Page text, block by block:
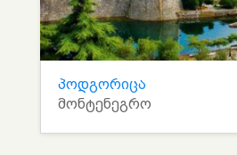
პოდგორიცა
მონტენეგრო